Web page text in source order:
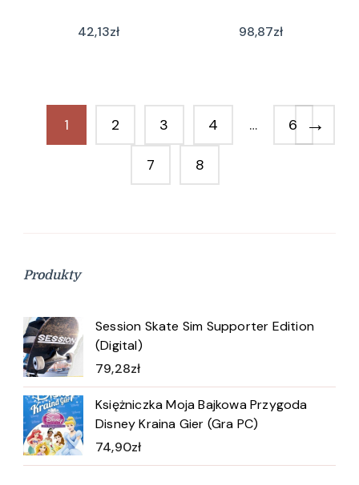
42,13zł 98,87zł
1 2 3 4 … 6
7 8
→
Produkty
Session Skate Sim Supporter Edition
(Digital)
79,28zł
Księżniczka Moja Bajkowa Przygoda
Disney Kraina Gier (Gra PC)
74,90zł